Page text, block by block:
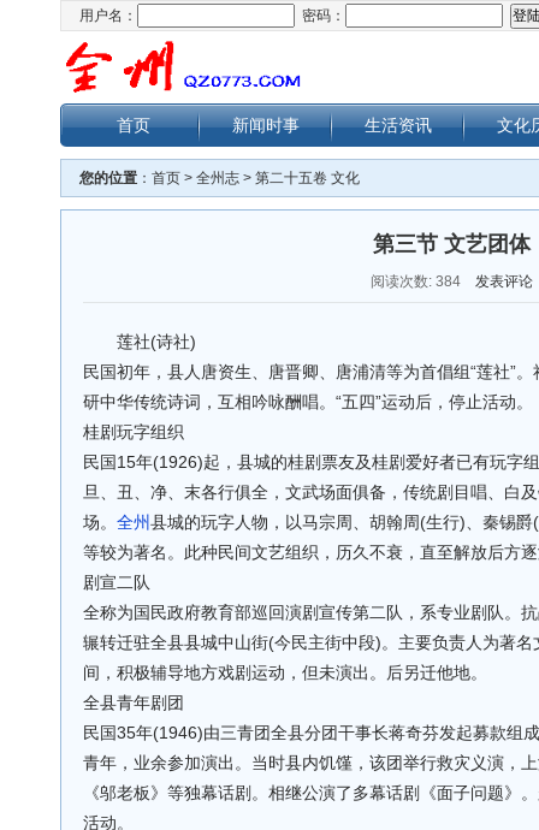
用户名： 密码：
首页 新闻时事 生活资讯 文化
您的位置 ： 首页 > 全州志 > 第二十五卷 文化
第三节 文艺团体
阅读次数: 384 发表评论
莲社(诗社)
民国初年，县人唐资生、唐晋卿、唐浦清等为首倡组“莲社”
研中华传统诗词，互相吟咏酬唱。“五四”运动后，停止活动。
桂剧玩字组织
民国15年(1926)起，县城的桂剧票友及桂剧爱好者已有玩字
旦、丑、净、末各行俱全，文武场面俱备，传统剧目唱、白
场。 全州县城的玩字人物，以马宗周、胡翰周(生行)、秦锡
等较为著名。此种民间文艺组织，历久不衰，直至解放后方
剧宣二队
全称为国民政府教育部巡回演剧宣传第二队，系专业剧队。
辗转迁驻全县县城中山街(今民主街中段)。主要负责人为著
间，积极辅导地方戏剧运动，但未演出。后另迁他地。
全县青年剧团
民国35年(1946)由三青团全县分团干事长蒋奇芬发起募款组
青年，业余参加演出。当时县内饥馑，该团举行救灾义演，
《邬老板》等独幕话剧。相继公演了多幕话剧《面子问题》
活动。